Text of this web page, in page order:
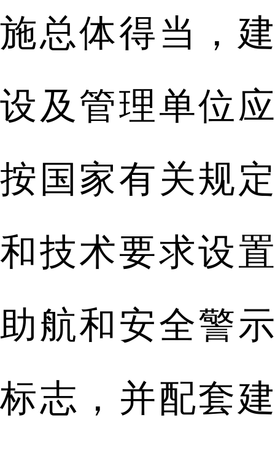
施总体得当，建
设及管理单位应
按国家有关规定
和技术要求设置
助航和安全警示
标志，并配套建